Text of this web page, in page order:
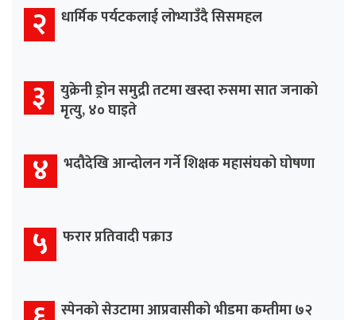
२ धार्मिक पर्यटकलाई लोभ्याउँदै सिसमहल
३ युक्रेनी ड्रोन समुद्री तटमा खस्दा रुसमा सात जनाको
मृत्यु, ४० घाइते
४ भदौदेखि आन्दोलन गर्ने शिक्षक महासंघको घोषणा
५ फरार प्रतिवादी पक्राउ
स्पेनको सेउटामा आप्रवासीको भीडमा कम्तीमा ७२